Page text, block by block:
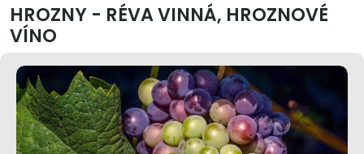
HROZNY - RÉVA VINNÁ, HROZNOVÉ
VÍNO